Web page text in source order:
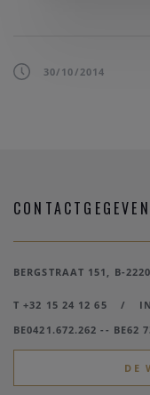
30/10/2014
BERGSTRAAT 151, B-
T +32 15 24 12 65 /
BE0421.672.262 -- BE62
DE